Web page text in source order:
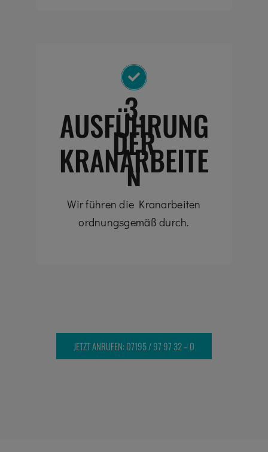
3.
AUSFÜHRUNG
DER
KRANARBEITE
N
Wir führen die Kranarbeiten
ordnungsgemäß durch.
JETZT ANRUFEN: 07195 / 97 97 32 – 0